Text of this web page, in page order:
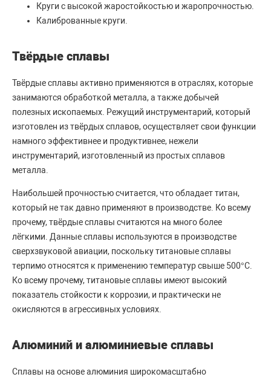
Круги с высокой жаростойкостью и жаропрочностью.
Калиброванные круги.
Твёрдые сплавы
Твёрдые сплавы активно применяются в отраслях, которые
занимаются обработкой металла, а также добычей
полезных ископаемых. Режущий инструментарий, который
изготовлен из твёрдых сплавов, осуществляет свои функции
намного эффективнее и продуктивнее, нежели
инструментарий, изготовленный из простых сплавов
металла.
Наибольшей прочностью считается, что обладает титан,
который не так давно применяют в производстве. Ко всему
прочему, твёрдые сплавы считаются на много более
лёгкими. Данные сплавы используются в производстве
сверхзвуковой авиации, поскольку титановые сплавы
терпимо относятся к применению температур свыше 500°C.
Ко всему прочему, титановые сплавы имеют высокий
показатель стойкости к коррозии, и практически не
окисляются в агрессивных условиях.
Алюминий и алюминиевые сплавы
Сплавы на основе алюминия широкомасштабно